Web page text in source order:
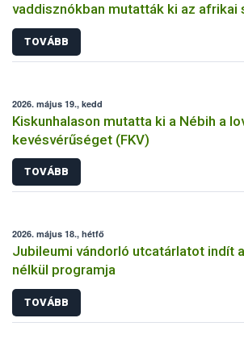
vaddisznókban mutatták ki az
vírusát
TOVÁBB
2026. május 19., kedd
Kiskunhalason mutatta ki a Nébih a
kevésvérűséget (FKV)
TOVÁBB
2026. május 18., hétfő
Jubileumi vándorló utcatárlatot indít
nélkül programja
TOVÁBB